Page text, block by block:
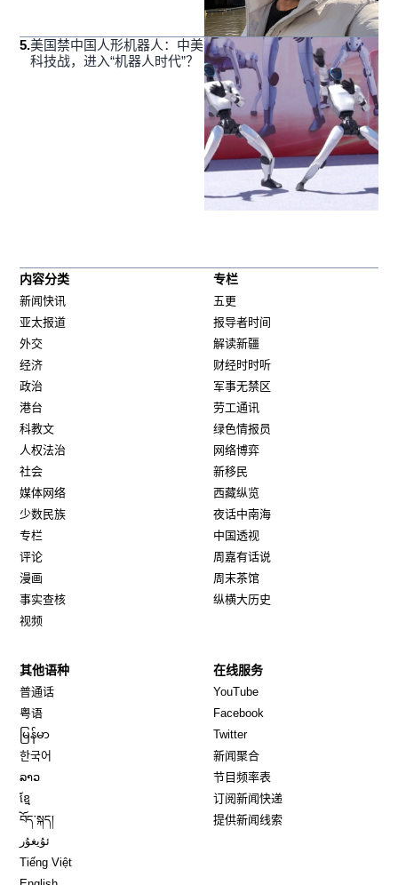
5.美国禁中国人形机器人：中美
科技战，进入“机器人时代”？
内容分类
新闻快讯
亚太报道
外交
经济
政治
港台
科教文
人权法治
社会
媒体网络
少数民族
专栏
评论
漫画
事实查核
视频
专栏
五更
报导者时间
解读新疆
财经时时听
军事无禁区
劳工通讯
绿色情报员
网络博弈
新移民
西藏纵览
夜话中南海
中国透视
周嘉有话说
周末茶馆
纵横大历史
其他语种
普通话
粤语
မြန်မာ
한국어
ລາວ
ខ្មែ
བོད་སྐད།
ئۇيغۇر
Tiếng Việt
在线服务
YouTube
Facebook
TwitterOpens in new window
新闻聚合
节目频率表
订阅新闻快递
提供新闻线索